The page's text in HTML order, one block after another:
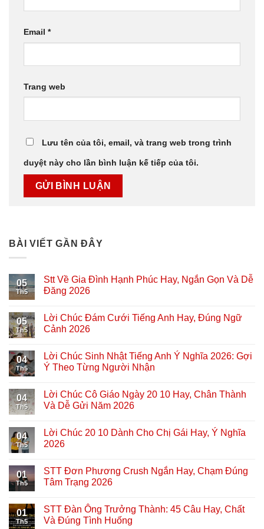
Email *
Trang web
Lưu tên của tôi, email, và trang web trong trình
duyệt này cho lần bình luận kế tiếp của tôi.
BÀI VIẾT GẦN ĐÂY
05
Th5
Stt Về Gia Đình Hạnh Phúc Hay, Ngắn Gọn Và Dễ
Đăng 2026
05
Th5
Lời Chúc Đám Cưới Tiếng Anh Hay, Đúng Ngữ
Cảnh 2026
04
Th5
Lời Chúc Sinh Nhật Tiếng Anh Ý Nghĩa 2026: Gợi
Ý Theo Từng Người Nhận
04
Th5
Lời Chúc Cô Giáo Ngày 20 10 Hay, Chân Thành
Và Dễ Gửi Năm 2026
04
Th5
Lời Chúc 20 10 Dành Cho Chị Gái Hay, Ý Nghĩa
2026
01
Th5
STT Đơn Phương Crush Ngắn Hay, Chạm Đúng
Tâm Trạng 2026
01
Th5
STT Đàn Ông Trưởng Thành: 45 Câu Hay, Chất
Và Đúng Tình Huống